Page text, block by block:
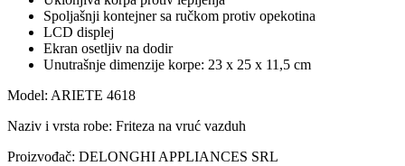
Spoljašnji kontejner sa ručkom protiv opekotina
LCD displej
Ekran osetljiv na dodir
Unutrašnje dimenzije korpe: 23 x 25 x 11,5 cm
Model: ARIETE 4618
Naziv i vrsta robe: Friteza na vruć vazduh
Proizvođač: DELONGHI APPLIANCES SRL